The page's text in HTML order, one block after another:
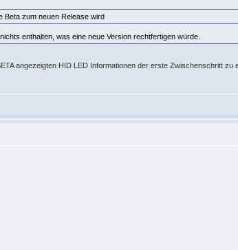
Beta zum neuen Release wird
enthalten, was eine neue Version rechtfertigen würde.
angezeigten HID LED Informationen der erste Zwischenschritt